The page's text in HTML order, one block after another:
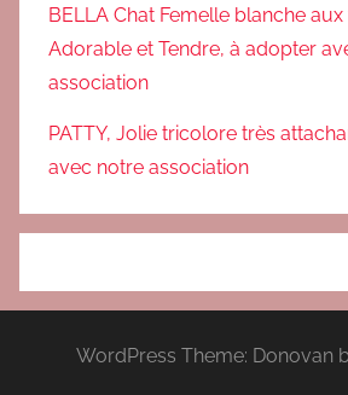
BELLA Chat Femelle blanche
Adorable et Tendre, à adopter
association
PATTY, Jolie tricolore très
avec notre association
WordPress Theme: Donovan